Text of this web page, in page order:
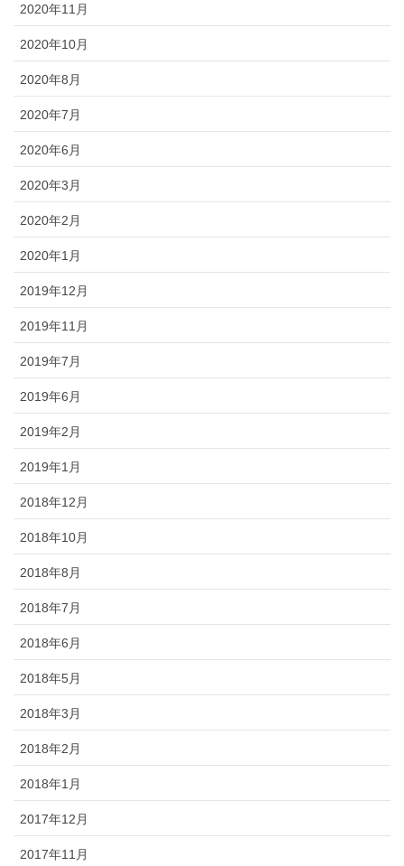
2020年11月
2020年10月
2020年8月
2020年7月
2020年6月
2020年3月
2020年2月
2020年1月
2019年12月
2019年11月
2019年7月
2019年6月
2019年2月
2019年1月
2018年12月
2018年10月
2018年8月
2018年7月
2018年6月
2018年5月
2018年3月
2018年2月
2018年1月
2017年12月
2017年11月